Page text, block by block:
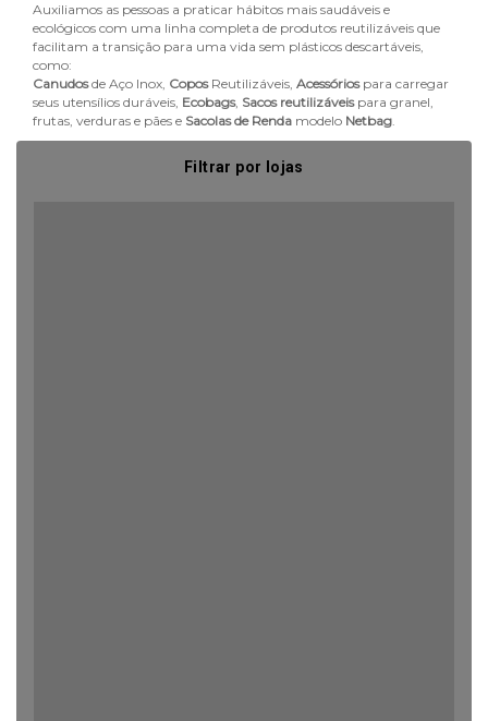
Auxiliamos as pessoas a praticar hábitos mais saudáveis e
ecológicos com uma linha completa de produtos reutilizáveis que
facilitam a transição para uma vida sem plásticos descartáveis,
como:
Canudosde Aço Inox, CoposReutilizáveis, Acessóriospara carregar
seus utensílios duráveis, Ecobags, Sacos reutilizáveispara granel,
frutas, verduras e pães e Sacolas de Renda modelo Netbag.